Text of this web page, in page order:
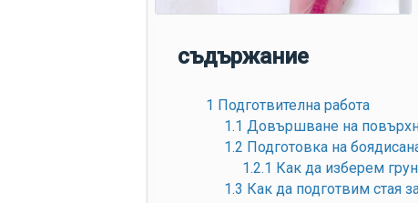
съдържание
1 Подготвителна работа
1.1 Довършване на
1.2 Подготовка на
1.2.1 Как да изберем
1.3 Как да подготвим стая